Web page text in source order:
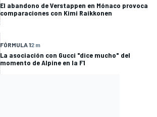
El abandono de Verstappen en Mónaco provoca
comparaciones con Kimi Raikkonen
FÓRMULA 12 m
La asociación con Gucci "dice mucho" del
momento de Alpine en la F1